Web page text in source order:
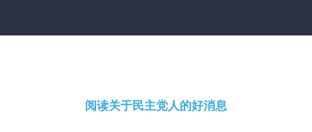
阅读关于民主党人的好消息